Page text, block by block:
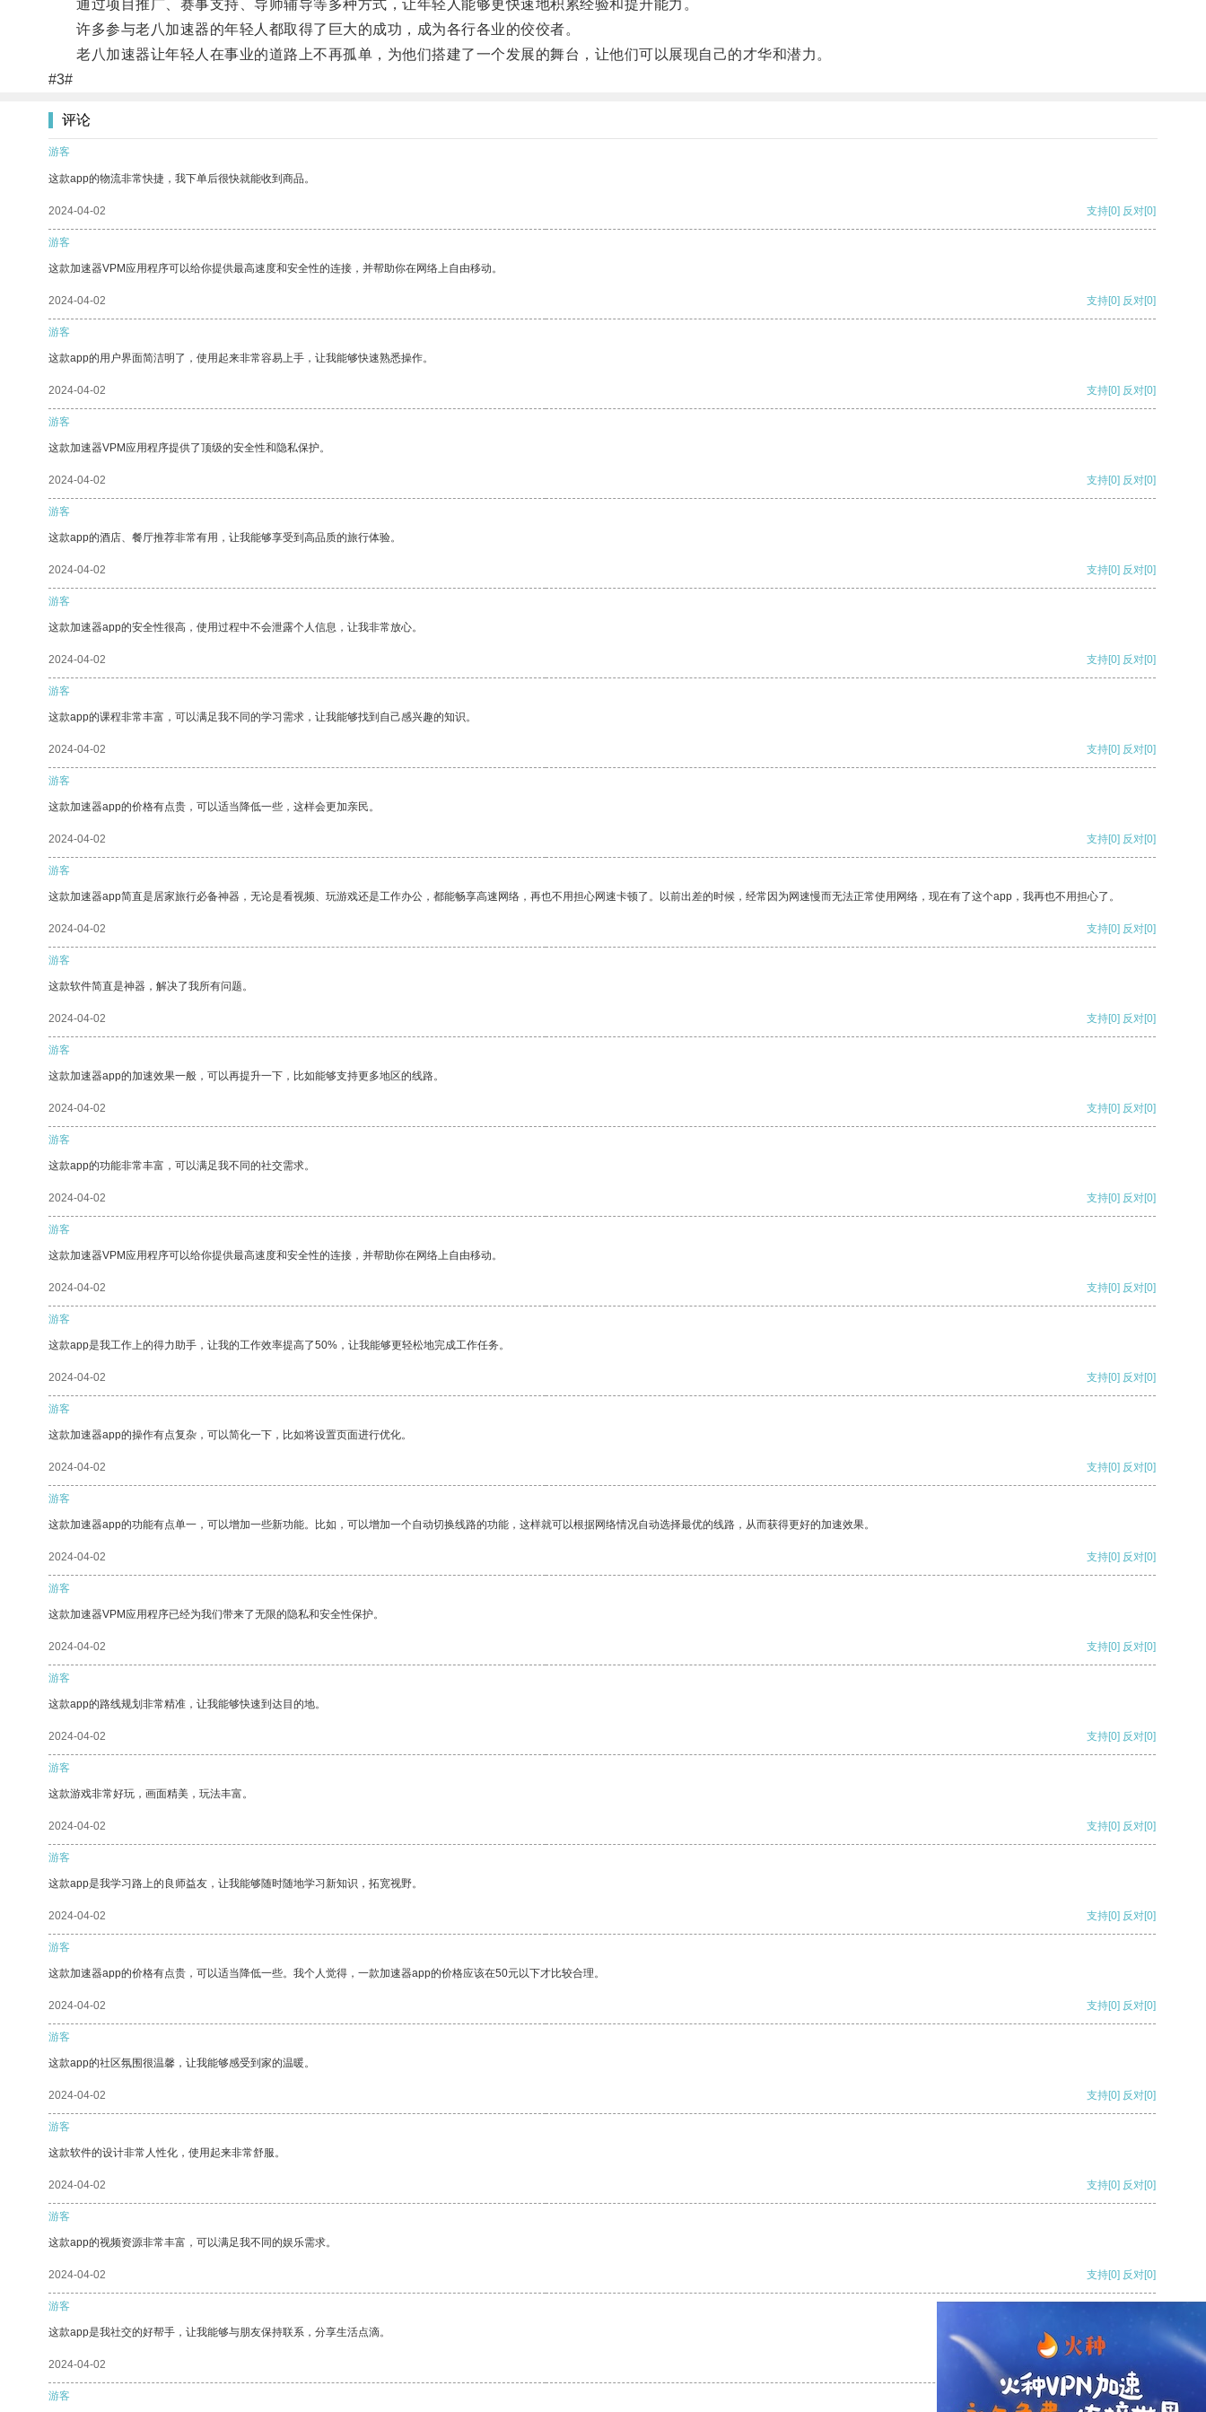
通过项目推广、赛事支持、导师辅导等多种方式，让年轻人能够更快速地积累经验和提升能力。
许多参与老八加速器的年轻人都取得了巨大的成功，成为各行各业的佼佼者。
老八加速器让年轻人在事业的道路上不再孤单，为他们搭建了一个发展的舞台，让他们可以展现自己的才华和潜力。
#3#
评论
游客
这款app的物流非常快捷，我下单后很快就能收到商品。
2024-04-02 支持[0] 反对[0]
游客
这款加速器VPM应用程序可以给你提供最高速度和安全性的连接，并帮助你在网络上自由移动。
2024-04-02 支持[0] 反对[0]
游客
这款app的用户界面简洁明了，使用起来非常容易上手，让我能够快速熟悉操作。
2024-04-02 支持[0] 反对[0]
游客
这款加速器VPM应用程序提供了顶级的安全性和隐私保护。
2024-04-02 支持[0] 反对[0]
游客
这款app的酒店、餐厅推荐非常有用，让我能够享受到高品质的旅行体验。
2024-04-02 支持[0] 反对[0]
游客
这款加速器app的安全性很高，使用过程中不会泄露个人信息，让我非常放心。
2024-04-02 支持[0] 反对[0]
游客
这款app的课程非常丰富，可以满足我不同的学习需求，让我能够找到自己感兴趣的知识。
2024-04-02 支持[0] 反对[0]
游客
这款加速器app的价格有点贵，可以适当降低一些，这样会更加亲民。
2024-04-02 支持[0] 反对[0]
游客
这款加速器app简直是居家旅行必备神器，无论是看视频、玩游戏还是工作办公，都能畅享高速网络，再也不用担心网速卡顿了。以前出差的时候，经常因为网速慢而无法正常使用网络，现在有了这个app，我再也不用担心了。
2024-04-02 支持[0] 反对[0]
游客
这款软件简直是神器，解决了我所有问题。
2024-04-02 支持[0] 反对[0]
游客
这款加速器app的加速效果一般，可以再提升一下，比如能够支持更多地区的线路。
2024-04-02 支持[0] 反对[0]
游客
这款app的功能非常丰富，可以满足我不同的社交需求。
2024-04-02 支持[0] 反对[0]
游客
这款加速器VPM应用程序可以给你提供最高速度和安全性的连接，并帮助你在网络上自由移动。
2024-04-02 支持[0] 反对[0]
游客
这款app是我工作上的得力助手，让我的工作效率提高了50%，让我能够更轻松地完成工作任务。
2024-04-02 支持[0] 反对[0]
游客
这款加速器app的操作有点复杂，可以简化一下，比如将设置页面进行优化。
2024-04-02 支持[0] 反对[0]
游客
这款加速器app的功能有点单一，可以增加一些新功能。比如，可以增加一个自动切换线路的功能，这样就可以根据网络情况自动选择最优的线路，从而获得更好的加速效果。
2024-04-02 支持[0] 反对[0]
游客
这款加速器VPM应用程序已经为我们带来了无限的隐私和安全性保护。
2024-04-02 支持[0] 反对[0]
游客
这款app的路线规划非常精准，让我能够快速到达目的地。
2024-04-02 支持[0] 反对[0]
游客
这款游戏非常好玩，画面精美，玩法丰富。
2024-04-02 支持[0] 反对[0]
游客
这款app是我学习路上的良师益友，让我能够随时随地学习新知识，拓宽视野。
2024-04-02 支持[0] 反对[0]
游客
这款加速器app的价格有点贵，可以适当降低一些。我个人觉得，一款加速器app的价格应该在50元以下才比较合理。
2024-04-02 支持[0] 反对[0]
游客
这款app的社区氛围很温馨，让我能够感受到家的温暖。
2024-04-02 支持[0] 反对[0]
游客
这款软件的设计非常人性化，使用起来非常舒服。
2024-04-02 支持[0] 反对[0]
游客
这款app的视频资源非常丰富，可以满足我不同的娱乐需求。
2024-04-02 支持[0] 反对[0]
游客
这款app是我社交的好帮手，让我能够与朋友保持联系，分享生活点滴。
2024-04-02
游客